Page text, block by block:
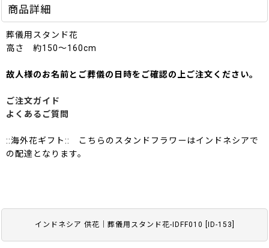
インドネシア 供花｜葬儀用スタンド花-IDFF010 ID-153
商品詳細
葬儀用スタンド花
高さ 約150〜160cm
故人様のお名前とご葬儀の日時をご確認の上ご注文ください。
ご注文ガイド
よくあるご質問
::海外花ギフト:: こちらのスタンドフラワーはインドネシアで
の配達となります。